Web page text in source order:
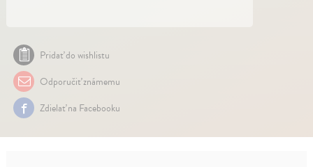
Pridať do wishlistu
Odporučiť známemu
Zdielať na Facebooku